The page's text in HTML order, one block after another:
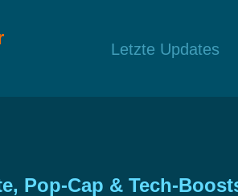
Letzte Updates
Pop-Cap & Tech-